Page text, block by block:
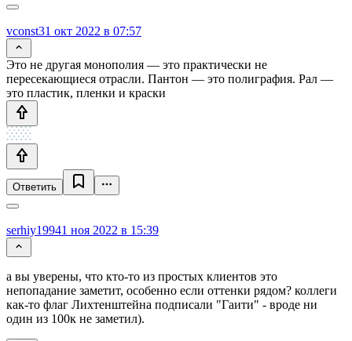
vconst31 окт 2022 в 07:57
Это не другая монополия — это практически не
пересекающиеся отрасли. Пантон — это полиграфия. Рал —
это пластик, пленки и краски
Ответить
serhiy19941 ноя 2022 в 15:39
а вы уверены, что кто-то из простых клиентов это
непопадание заметит, особенно если оттенки рядом? коллеги
как-то флаг Лихтенштейна подписали "Гаити" - вроде ни
один из 100к не заметил).